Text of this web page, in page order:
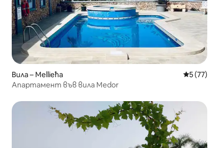
Вила – Mellieħa Средна
5 (77)
Апартамент във вила Medor